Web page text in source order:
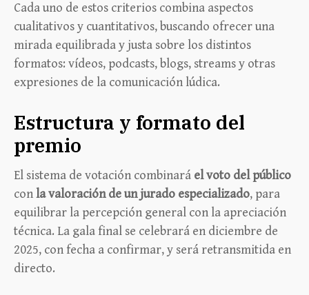
Cada uno de estos criterios combina aspectos
cualitativos y cuantitativos, buscando ofrecer una
mirada equilibrada y justa sobre los distintos
formatos: vídeos, podcasts, blogs, streams y otras
expresiones de la comunicación lúdica.
Estructura y formato del
premio
El sistema de votación combinará el voto del público
conla valoración de un jurado especializado, para
equilibrar la percepción general con la apreciación
técnica. La gala final se celebrará en diciembre de
2025, con fecha a confirmar, y será retransmitida en
directo.